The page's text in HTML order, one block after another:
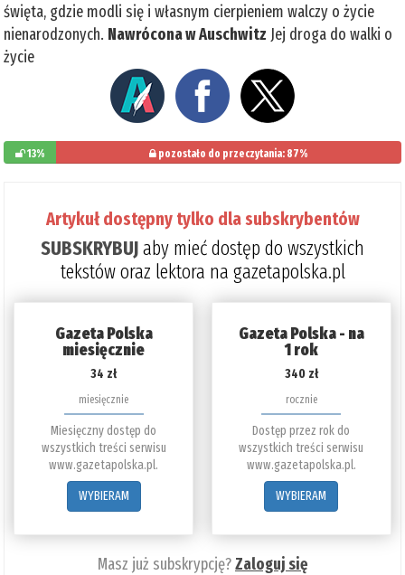
święta, gdzie modli się i własnym cierpieniem walczy o życie
nienarodzonych. Nawrócona w Auschwitz Jej droga do walki o
życie
13% pozostało do przeczytania: 87%
Artykuł dostępny tylko dla subskrybentów
SUBSKRYBUJaby mieć dostęp do wszystkich
tekstów oraz lektora na gazetapolska.pl
Gazeta Polska
miesięcznie
34 zł
miesięcznie
Miesięczny dostęp do
wszystkich treści serwisu
www.gazetapolska.pl.
WYBIERAM
Gazeta Polska - na
1 rok
340 zł
rocznie
Dostęp przez rok do
wszystkich treści serwisu
www.gazetapolska.pl.
WYBIERAM
Masz już subskrypcję?Zaloguj się